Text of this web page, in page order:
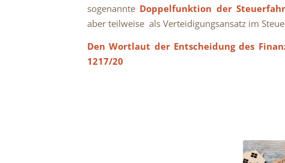
sogenannte Doppelfunktion der
aber teilweise als Verteidigungsansatz im
Den Wortlaut der Entscheidung des
1217/20